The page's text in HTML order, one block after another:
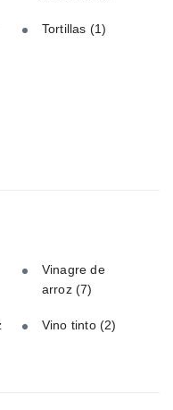
Tortillas (1)
Vinagre de
arroz(7)
Vino tinto(2)